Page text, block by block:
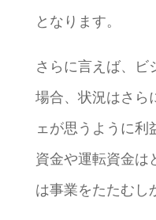
となります。
さらに言えば、ビ
場合、状況はさら
ェが思うように利
資金や運転資金は
は事業をたたむし